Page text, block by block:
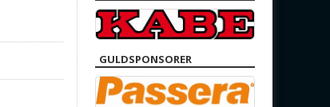
GULDSPONSORER